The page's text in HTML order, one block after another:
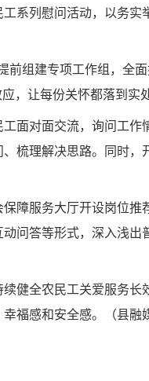
系列慰问活动，以务
组建专项工作组，全
，让每份关怀都落到实处
面对面交流，询问工
梳理解决思路。同时
障服务大厅开设岗位
问答等形式，深入浅
健全农民工关爱服务
福感和安全感。
（县融